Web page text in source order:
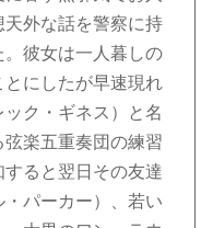
外な話を警察に持
彼女は一人暮しの
にしたが早速現れ
ク・ギネス）と名
楽五重奏団の練習
ると翌日その友達
・パーカー）、若い